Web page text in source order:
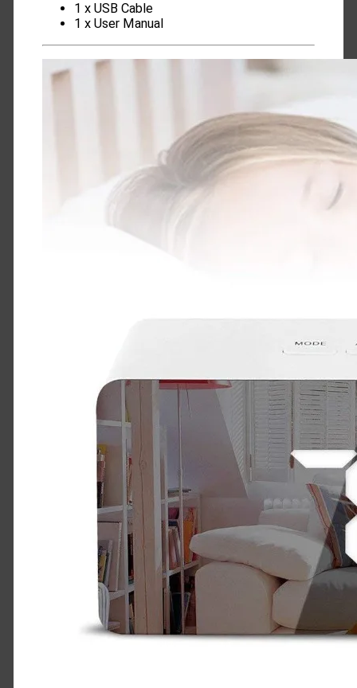
1 x USB Cable
1 x User Manual